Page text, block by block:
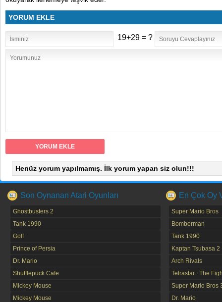
YORUM EKLE
19+29 = ?
Henüz yorum yapılmamış. İlk yorum yapan siz olun!!!
Son Oynanan Atari Oyunları
Ghostbusters 2
Tank 1990
Golf
Prince of Persia
Dr. Mario
Shufflepuck Cafe
Mickey Mouse
Mickey Mouse
En Çok Oy
Super Mario Bros
Bomberman
Tank 1990
Kaptan Tsubasa 2
Arch Rivals
Tetrastar : The
Super Mario Bros
Dr. Mario